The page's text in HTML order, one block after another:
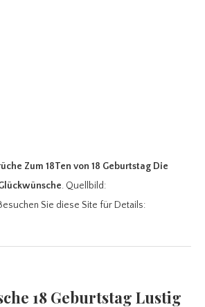
Zum 18Ten von 18 Geburtstag Die
. Quellbild:
Sie diese Site für Details:
18 Geburtstag Lustig